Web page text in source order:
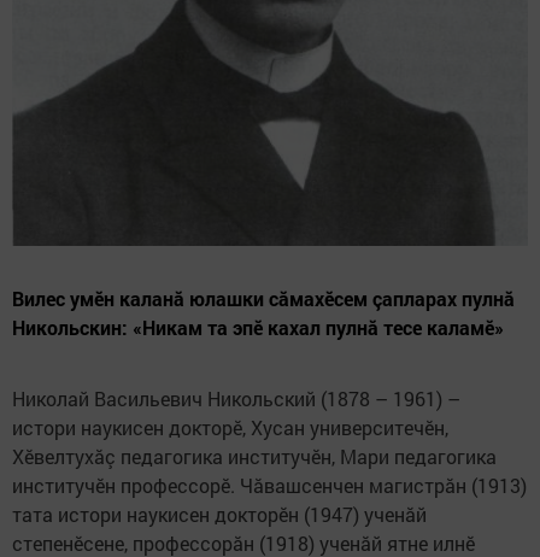
Вилес умӗн каланă юлашки сăмахӗсем çапларах пулнă
Никольскин: «Никам та эпӗ кахал пулнă тесе каламӗ»
Николай Васильевич Никольский (1878 – 1961) –
истори наукисен докторӗ, Хусан университечӗн,
Хӗвелтухăç педагогика институчӗн, Мари педагогика
институчӗн профессорӗ. Чăвашсенчен магистрăн (1913)
тата истори наукисен докторӗн (1947) ученăй
степенӗсене, профессорăн (1918) ученăй ятне илнӗ